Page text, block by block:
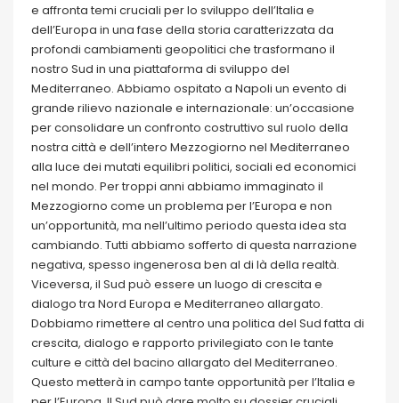
e affronta temi cruciali per lo sviluppo dell’Italia e
dell’Europa in una fase della storia caratterizzata da
profondi cambiamenti geopolitici che trasformano il
nostro Sud in una piattaforma di sviluppo del
Mediterraneo. Abbiamo ospitato a Napoli un evento di
grande rilievo nazionale e internazionale: un’occasione
per consolidare un confronto costruttivo sul ruolo della
nostra città e dell’intero Mezzogiorno nel Mediterraneo
alla luce dei mutati equilibri politici, sociali ed economici
nel mondo. Per troppi anni abbiamo immaginato il
Mezzogiorno come un problema per l’Europa e non
un’opportunità, ma nell’ultimo periodo questa idea sta
cambiando. Tutti abbiamo sofferto di questa narrazione
negativa, spesso ingenerosa ben al di là della realtà.
Viceversa, il Sud può essere un luogo di crescita e
dialogo tra Nord Europa e Mediterraneo allargato.
Dobbiamo rimettere al centro una politica del Sud fatta di
crescita, dialogo e rapporto privilegiato con le tante
culture e città del bacino allargato del Mediterraneo.
Questo metterà in campo tante opportunità per l’Italia e